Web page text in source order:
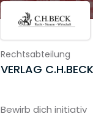
Rechtsabteilung
VERLAG
Bewirb dich initiativ